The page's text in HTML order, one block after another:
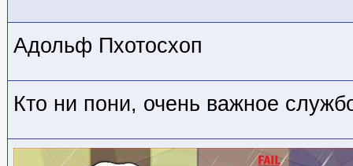
Адольф Пхотосхоп
Кто ни пони, очень важное